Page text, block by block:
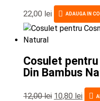
22,00 lei ADAUGA IN
Cosulet
Din Bambus
12,00lei 10,80 lei